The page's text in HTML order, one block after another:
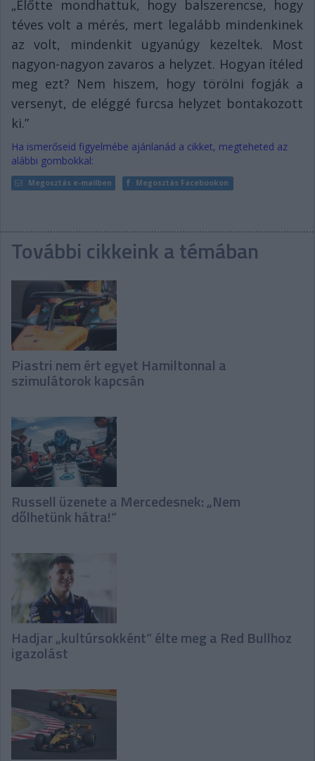
„Előtte mondhattuk, hogy balszerencse, hogy
téves volt a mérés, mert legalább mindenkinek
az volt, mindenkit ugyanúgy kezeltek. Most
nagyon-nagyon zavaros a helyzet. Hogyan ítéled
meg ezt? Nem hiszem, hogy törölni fogják a
versenyt, de eléggé furcsa helyzet bontakozott
ki.”
Ha ismerőseid figyelmébe ajánlanád a cikket, megteheted az
alábbi gombokkal:
Megosztás e-mailben Megosztás Facebookon
További cikkeink a témában
Piastri nem ért egyet Hamiltonnal a
szimulátorok kapcsán
Russell üzenete a Mercedesnek: „Nem
dőlhetünk hátra!”
Hadjar „kultúrsokként” élte meg a Red Bullhoz
igazolást